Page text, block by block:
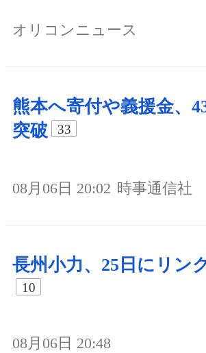
オリコンニュース
熊本へ寄付や義援金、
突破
33
08月06日 20:02 時事通信社
長州小力、25日にリン
10
08月06日 20:48